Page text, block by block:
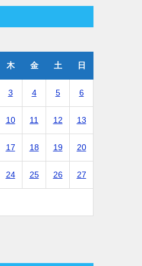
木 金 土 日
3 4 5 6
10 11 12 13
17 18 19 20
24 25 26 27